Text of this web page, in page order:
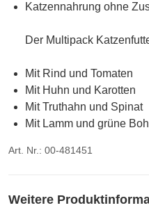
Katzennahrung ohne
Der Multipack
Mit Rind und Tomaten
Mit Huhn und Karotten
Mit Truthahn und Spinat
Mit Lamm und grüne
Art. Nr.: 00-481451
Weitere